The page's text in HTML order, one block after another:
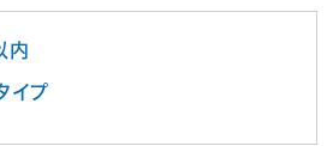
内
イプ